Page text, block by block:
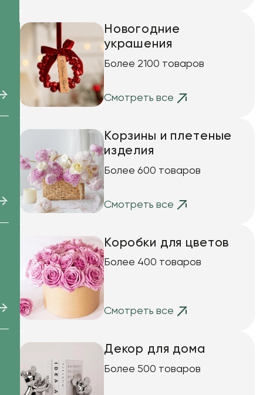
Декоративные вазы, кашпо
Игрушки мягкие
Новогодние
украшения
Более 2100 товаров
Смотреть все
Корзины и плетеные
изделия
Более 600 товаров
Смотреть все
Коробки для цветов
Более 400 товаров
Смотреть все
Декор для дома
Более 500 товаров